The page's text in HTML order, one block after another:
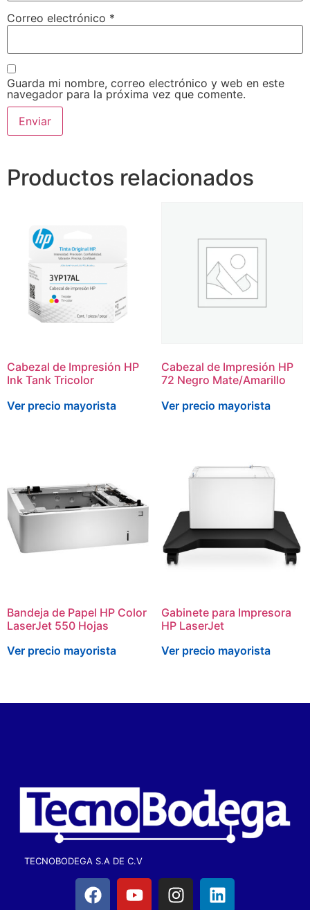
Correo electrónico *
Guarda mi nombre, correo electrónico y web en este
navegador para la próxima vez que comente.
Productos relacionados
Cabezal de Impresión HP
Ink Tank Tricolor
Ver precio mayorista
Cabezal de Impresión HP
72 Negro Mate/Amarillo
Ver precio mayorista
Bandeja de Papel HP Color
LaserJet 550 Hojas
Ver precio mayorista
Gabinete para Impresora
HP LaserJet
Ver precio mayorista
TECNOBODEGA S.A DE C.V